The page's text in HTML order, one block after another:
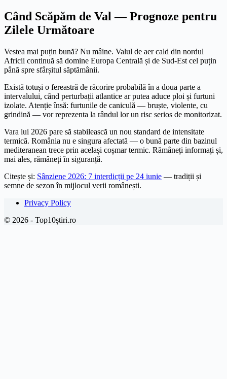
Când Scăpăm de Val — Prognoze pentru
Zilele Următoare
Vestea mai puțin bună? Nu mâine. Valul de aer cald din nordul
Africii continuă să domine Europa Centrală și de Sud-Est cel puțin
până spre sfârșitul săptămânii.
Există totuși o fereastră de răcorire probabilă în a doua parte a
intervalului, când perturbații atlantice ar putea aduce ploi și furtuni
izolate. Atenție însă: furtunile de caniculă — bruște, violente, cu
grindină — vor reprezenta la rândul lor un risc serios de monitorizat.
Vara lui 2026 pare să stabilească un nou standard de intensitate
termică. România nu e singura afectată — o bună parte din bazinul
mediteranean trece prin același coșmar termic. Rămâneți informați și,
mai ales, rămâneți în siguranță.
Citește și: Sânziene 2026: 7 interdicții pe 24 iunie — tradiții și
semne de sezon în mijlocul verii românești.
Privacy Policy
© 2026 - Top10știri.ro